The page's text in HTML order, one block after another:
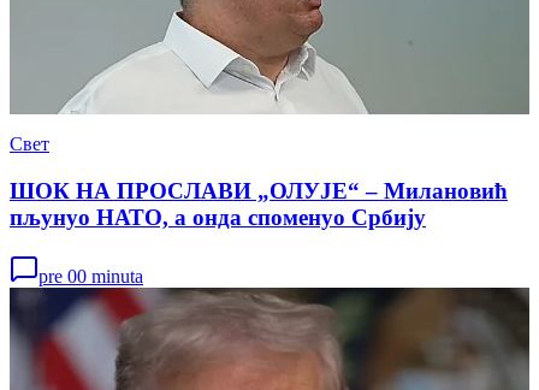
Свет
ШОК НА ПРОСЛАВИ „ОЛУЈЕ“ – Милановић
пљунуо НАТО, а онда споменуо Србију
pre 00 minuta